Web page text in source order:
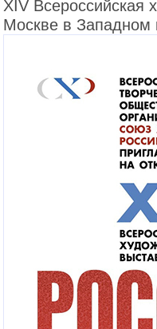
XIV Всероссийская
Москве в Западном